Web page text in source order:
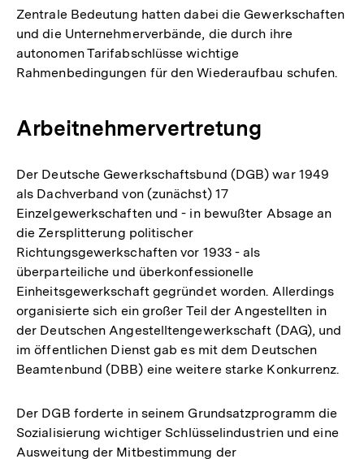
Zentrale Bedeutung hatten dabei die Gewerkschaften
und die Unternehmerverbände, die durch ihre
autonomen Tarifabschlüsse wichtige
Rahmenbedingungen für den Wiederaufbau schufen.
Arbeitnehmervertretung
Der Deutsche Gewerkschaftsbund (DGB) war 1949
als Dachverband von (zunächst) 17
Einzelgewerkschaften und - in bewußter Absage an
die Zersplitterung politischer
Richtungsgewerkschaften vor 1933 - als
überparteiliche und überkonfessionelle
Einheitsgewerkschaft gegründet worden. Allerdings
organisierte sich ein großer Teil der Angestellten in
der Deutschen Angestelltengewerkschaft (DAG), und
im öffentlichen Dienst gab es mit dem Deutschen
Beamtenbund (DBB) eine weitere starke Konkurrenz.
Der DGB forderte in seinem Grundsatzprogramm die
Sozialisierung wichtiger Schlüsselindustrien und eine
Ausweitung der Mitbestimmung der